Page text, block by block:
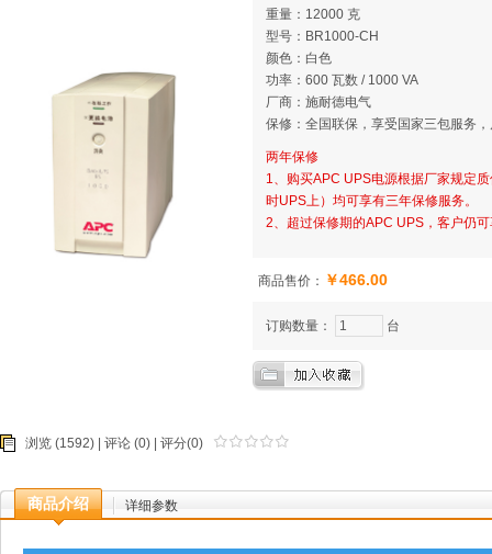
重量：12000 克
型号：BR1000-CH
颜色：白色
功率：600 瓦数 / 1000 VA
厂商：施耐德电气
保修：全国联保，享受国家三包服务
两年保修
1、购买APC UPS电源根据厂家规定
时UPS上）均可享有三年保修服务。
2、超过保修期的APC UPS，客户仍
商品售价： ￥466.00
订购数量： 台
浏览 (1592) | 评论 (0) | 评分(0)
商品介绍 详细参数